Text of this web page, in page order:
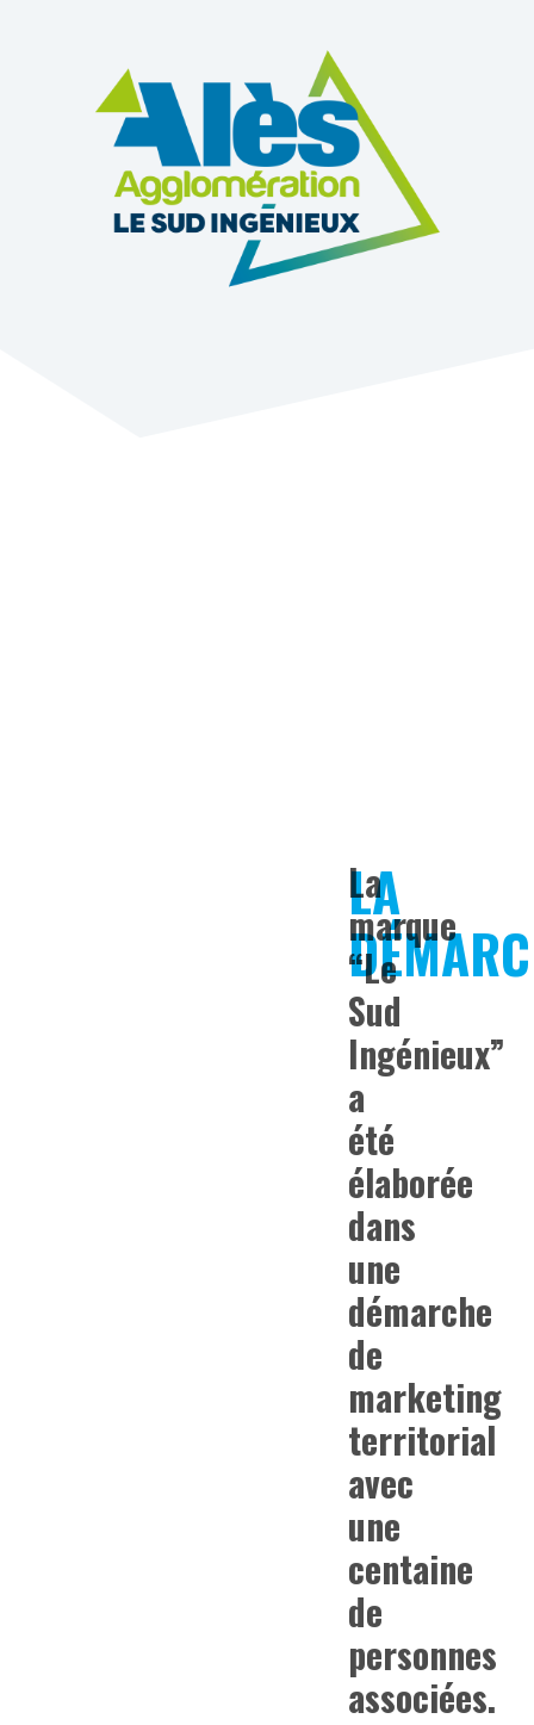
LA
La
marque
“Le
Sud
Ingénieux”
a
été
élaborée
dans
une
démarche
de
marketing
territorial
avec
une
centaine
de
personnes
associées.